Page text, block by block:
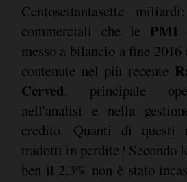
Centosettantasette
commerciali che le PMI
messo a bilancio a fine
contenute nel più recente
Cerved, principale
nell'analisi e nella
credito. Quanti di questi
tradotti in perdite? Secondo
ben il 2,3% non è stato